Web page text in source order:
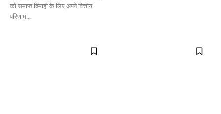
को समाप्त तिमाही के लिए अपने वित्तीय
परिणाम...